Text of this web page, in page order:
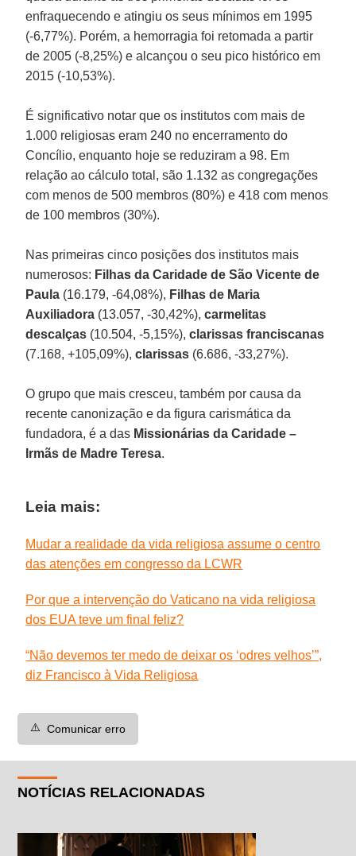
enfraquecendo e atingiu os seus mínimos em 1995
(-6,77%). Porém, a hemorragia foi retomada a partir
de 2005 (-8,25%) e alcançou o seu pico histórico em
2015 (-10,53%).
É significativo notar que os institutos com mais de
1.000 religiosas eram 240 no encerramento do
Concílio, enquanto hoje se reduziram a 98. Em
relação ao cálculo total, são 1.132 as congregações
com menos de 500 membros (80%) e 418 com menos
de 100 membros (30%).
Nas primeiras cinco posições dos institutos mais
numerosos: Filhas da Caridade de São Vicente de
Paula (16.179, -64,08%), Filhas de Maria
Auxiliadora (13.057, -30,42%),carmelitas
descalças (10.504, -5,15%),clarissas franciscanas
(7.168, +105,09%),clarissas (6.686, -33,27%).
O grupo que mais cresceu, também por causa da
recente canonização e da figura carismática da
fundadora, é a das Missionárias da Caridade –
Irmãs de Madre Teresa.
Leia mais:
Mudar a realidade da vida religiosa assume o centro
das atenções em congresso da LCWR
Por que a intervenção do Vaticano na vida religiosa
dos EUA teve um final feliz?
“Não devemos ter medo de deixar os ‘odres velhos’”,
diz Francisco à Vida Religiosa
⚠️ Comunicar erro
NOTÍCIAS RELACIONADAS